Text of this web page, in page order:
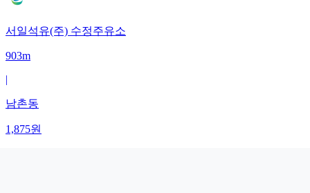
서일석유(주) 수정주유소
903m
|
남촌동
1,875원